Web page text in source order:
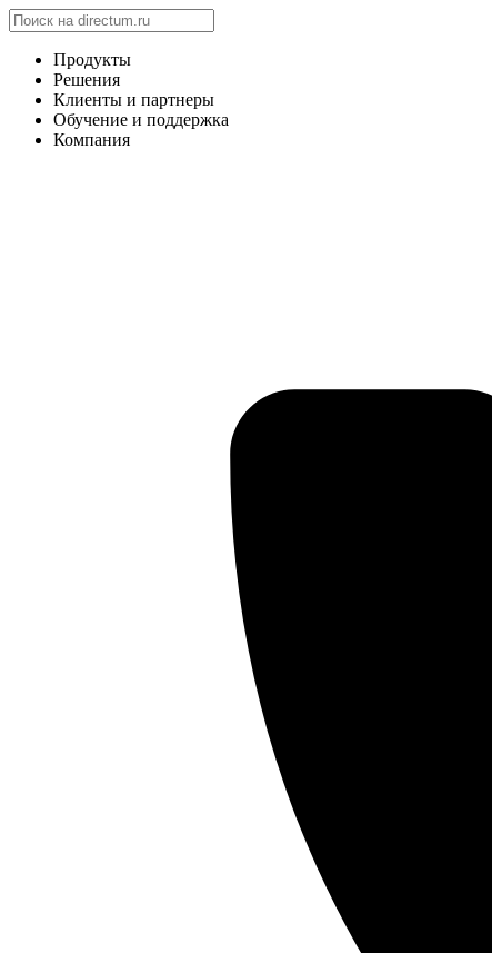
Продукты
Решения
Клиенты и партнеры
Обучение и поддержка
Компания